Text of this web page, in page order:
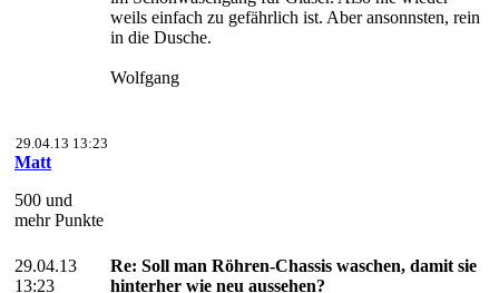
weils einfach zu gefährlich ist. Aber ansonnsten, rein
in die Dusche.
Wolfgang
29.04.13 13:23
Matt
500 und
mehr Punkte
29.04.13
13:23
Re: Soll man Röhren-Chassis waschen, damit sie
hinterher wie neu aussehen?